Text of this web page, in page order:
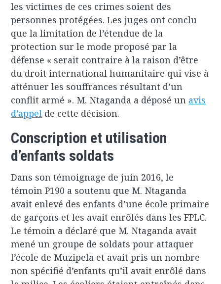
les victimes de ces crimes soient des
personnes protégées. Les juges ont conclu
que la limitation de l’étendue de la
protection sur le mode proposé par la
défense « serait contraire à la raison d’être
du droit international humanitaire qui vise à
atténuer les souffrances résultant d’un
conflit armé ». M. Ntaganda a déposé un avis
d’appel de cette décision.
Conscription et utilisation
d’enfants soldats
Dans son témoignage de juin 2016, le
témoin P190 a soutenu que M. Ntaganda
avait enlevé des enfants d’une école primaire
de garçons et les avait enrôlés dans les FPLC.
Le témoin a déclaré que M. Ntaganda avait
mené un groupe de soldats pour attaquer
l’école de Muzipela et avait pris un nombre
non spécifié d’enfants qu’il avait enrôlé dans